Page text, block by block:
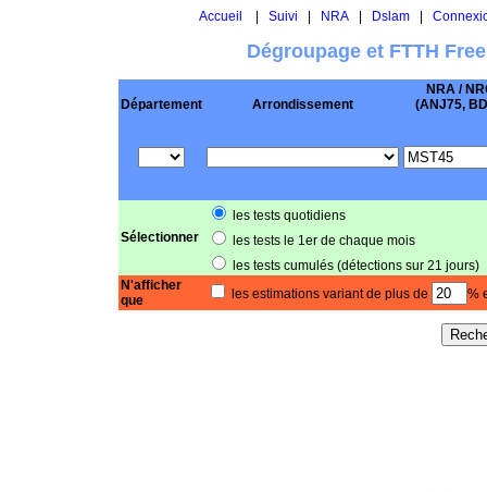
Accueil Suivi NRA| Dslam|
Dégroupage et FTTH
Département Arrondissement
NRA /
(ANJ75,
Sélectionner
les tests quotidiens
les tests le 1er de chaque mois
les tests cumulés (détections sur 21 jours)
N'afficher
que
les estimations variant de plus de %